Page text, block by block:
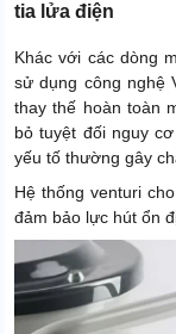
tia lửa điện
Khác với các dòng
sử dụng công nghệ
thay thế hoàn toàn
bỏ tuyệt đối nguy
yếu tố thường gây
Hệ thống venturi
đảm bảo lực hút ổn